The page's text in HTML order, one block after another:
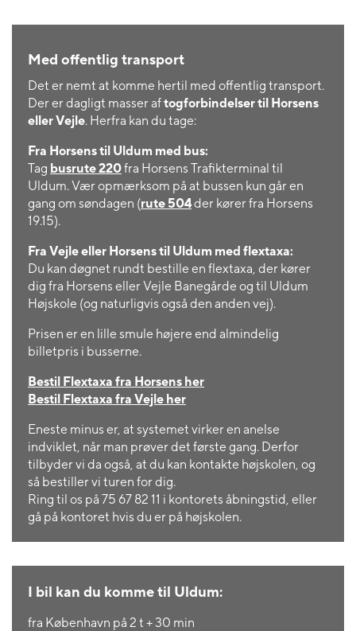
Med offentlig transport
Det er nemt at komme hertil med offentlig transport.
Der er dagligt masser aftogforbindelser til Horsens
eller Vejle. Herfra kan du tage:
Fra Horsens til Uldum med bus:
Tag busrute 220fra Horsens Trafikterminal til
Uldum. Vær opmærksom på at bussen kun går en
gang om søndagen (rute 504der kører fra Horsens
19.15).
Fra Vejle eller Horsens til Uldum med flextaxa:
Du kan døgnet rundt bestille en flextaxa, der kører
dig fra Horsens eller Vejle Banegårde og til Uldum
Højskole (og naturligvis også den anden vej).
Prisen er en lille smule højere end almindelig
billetpris i busserne.
Bestil Flextaxa fra Horsens her
Bestil Flextaxa fra Vejle her
Eneste minus er, at systemet virker en anelse
indviklet, når man prøver det første gang. Derfor
tilbyder vi da også, at du kan kontakte højskolen, og
så bestiller vi turen for dig.
Ring til os på 75 67 82 11 i kontorets åbningstid, eller
gå på kontoret hvis du er på højskolen.
I bil kan du komme til Uldum:
fra København på 2 t + 30 min